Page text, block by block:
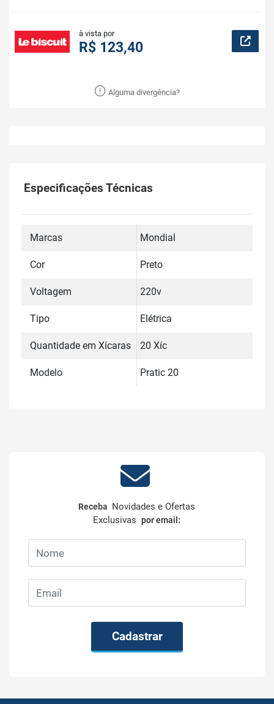
à vista por
R$ 123,40
Alguma divergência?
Especificações Técnicas
Marcas Mondial
Cor Preto
Voltagem 220v
Tipo Elétrica
Quantidade em Xícaras 20 Xíc
Modelo Pratic 20
Receba Novidades e Ofertas
Exclusivaspor email:
Cadastrar